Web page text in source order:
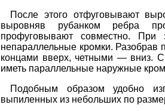
После этого отфуговывают
выровняв рубанком ребра
профуговывают совместно.
непараллельные кромки. Разобрав
концами вверх, четными — вниз.
иметь параллельные наружные
Подобным образом удобно
выпиленных из небольших по